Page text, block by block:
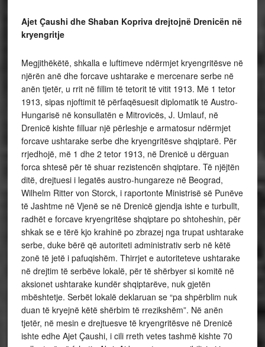
Ajet Çaushi dhe Shaban Kopriva drejtojnë Drenicën në
kryengritje
Megjithëkëtë, shkalla e luftimeve ndërmjet kryengritësve në
njërën anë dhe forcave ushtarake e mercenare serbe në
anën tjetër, u rrit në fillim të tetorit të vitit 1913. Më 1 tetor
1913, sipas njoftimit të përfaqësuesit diplomatik të Austro-
Hungarisë në konsullatën e Mitrovicës, J. Umlauf, në
Drenicë kishte filluar një përleshje e armatosur ndërmjet
forcave ushtarake serbe dhe kryengritësve shqiptarë. Për
rrjedhojë, më 1 dhe 2 tetor 1913, në Drenicë u dërguan
forca shtesë për të shuar rezistencën shqiptare. Të njëjtën
ditë, drejtuesi i legatës austro-hungareze në Beograd,
Wilhelm Ritter von Storck, i raportonte Ministrisë së Punëve
të Jashtme në Vjenë se në Drenicë gjendja ishte e turbullt,
radhët e forcave kryengritëse shqiptare po shtoheshin, për
shkak se e tërë kjo krahinë po zbrazej nga trupat ushtarake
serbe, duke bërë që autoriteti administrativ serb në këtë
zonë të jetë i pafuqishëm. Thirrjet e autoriteteve ushtarake
në drejtim të serbëve lokalë, për të shërbyer si komitë në
aksionet ushtarake kundër shqiptarëve, nuk gjetën
mbështetje. Serbët lokalë deklaruan se “pa shpërblim nuk
duan të kryejnë këtë shërbim të rrezikshëm”. Në anën
tjetër, në mesin e drejtuesve të kryengritësve në Drenicë
ishte edhe Ajet Çaushi, i cili rreth vetes tashmë kishte 70